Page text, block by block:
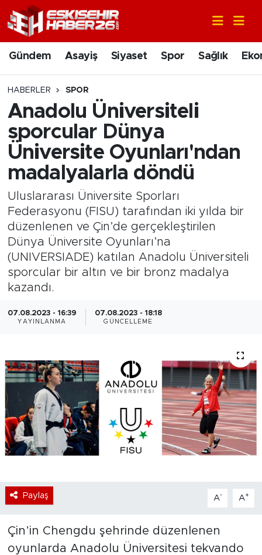
Gündem Asayiş Siyaset Spor Sağlık
HABERLER SPOR
Anadolu Üniversiteli
sporcular Dünya
Üniversite Oyunları'ndan
madalyalarla döndü
Uluslararası Üniversite Sporları
Federasyonu (FISU) tarafından iki yılda bir
düzenlenen ve Çin’de gerçekleştirilen
Dünya Üniversite Oyunları’na
(UNIVERSIADE) katılan Anadolu Üniversiteli
sporcular bir altın ve bir bronz madalya
kazandı.
07.08.2023 - 16:39
YAYINLANMA
07.08.2023 - 18:18
GÜNCELLEME
Paylaş A- A+
Çin’in Chengdu şehrinde düzenlenen
oyunlarda Anadolu Üniversitesi tekvando
Gündem
Asayiş
Siyaset
Spor
Sağlık
Ekonomi
Eğitim
Sanat
Bölge
Teknoloji
Dünya
Sektör
Nöbetçi Eczaneler
Hava Durumu
Trafik Durumu
Süper Lig Puan Durumu ve Fikstür
Tüm Manşetler
Son Dakika Haberleri
Haber Arşivi